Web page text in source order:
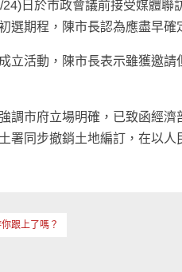
日於市政會議前接受媒體
選期程，陳市長認為應盡早
立活動，陳市長表示雖獲邀
調市府立場明確，已致函經
署同步撤銷土地編訂，在以
跟上了嗎？